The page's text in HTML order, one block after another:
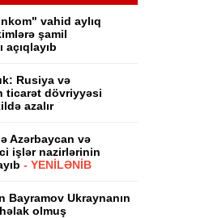
vahid aylıq
şamil
açıqlayıb
Rusiya və
ticarət dövriyyəsi
azalır
Azərbaycan və
işlər nazirlərinin
- YENİLƏNİB
Bayramov Ukraynanın
olmuş